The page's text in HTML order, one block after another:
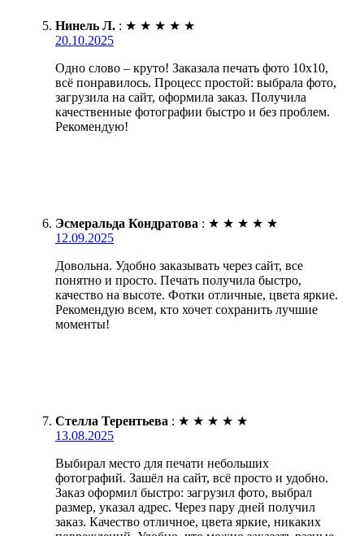
Нинель Л. : ★ ★ ★ ★ ★
20.10.2025
Одно слово – круто! Заказала печать фото 10х10,
всё понравилось. Процесс простой: выбрала фото,
загрузила на сайт, оформила заказ. Получила
качественные фотографии быстро и без проблем.
Рекомендую!
Эсмеральда Кондратова : ★ ★ ★ ★ ★
12.09.2025
Довольна. Удобно заказывать через сайт, все
понятно и просто. Печать получила быстро,
качество на высоте. Фотки отличные, цвета яркие.
Рекомендую всем, кто хочет сохранить лучшие
моменты!
Стелла Терентьева : ★ ★ ★ ★ ★
13.08.2025
Выбирал место для печати небольших
фотографий. Зашёл на сайт, всё просто и удобно.
Заказ оформил быстро: загрузил фото, выбрал
размер, указал адрес. Через пару дней получил
заказ. Качество отличное, цвета яркие, никаких